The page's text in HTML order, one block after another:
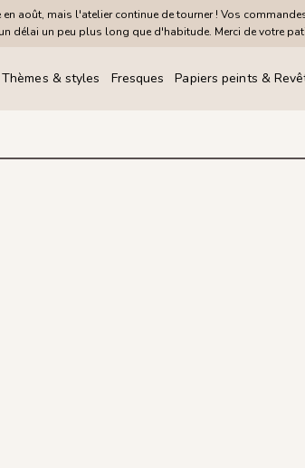
août, mais l'atelier continue de tourner ! Vos
délai un peu plus long que d'habitude. Merci de votre
Thèmes & styles Fresques Papiers peints &